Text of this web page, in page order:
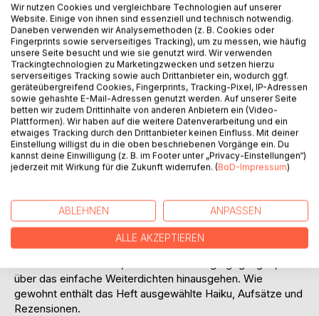
Auf die Merkliste
Titel bewerten
BESCHREIBUNG
SOMMERGRAS ist die alle drei Monate erscheinende
Die Ausgabe 129 (Juni 2020) enthält zwei neue Rubriken. In
HaiQ werden experimentelle Beiträge der Mitglieder
vorgestellt, die auch zu Diskussionen einladen sollen. In der
Republik KreAktiv, die in früheren Ausgaben Aufrufe zum
über das einfache Weiterdichten hinausgehen. Wie
gewohnt enthält das Heft ausgewählte Haiku, Aufsätze und
Rezensionen.
Wir nutzen Cookies und vergleichbare Technologien auf unserer
Website. Einige von ihnen sind essenziell und technisch notwendig.
Daneben verwenden wir Analysemethoden (z. B. Cookies oder
Fingerprints sowie serverseitiges Tracking), um zu messen, wie häufig
unsere Seite besucht und wie sie genutzt wird. Wir verwenden
Trackingtechnologien zu Marketingzwecken und setzen hierzu
serverseitiges Tracking sowie auch Drittanbieter ein, wodurch ggf.
geräteübergreifend Cookies, Fingerprints, Tracking-Pixel, IP-Adressen
sowie gehashte E-Mail-Adressen genutzt werden. Auf unserer Seite
betten wir zudem Drittinhalte von anderen Anbietern ein (Video-
Plattformen). Wir haben auf die weitere Datenverarbeitung und ein
etwaiges Tracking durch den Drittanbieter keinen Einfluss. Mit deiner
Einstellung willigst du in die oben beschriebenen Vorgänge ein. Du
kannst deine Einwilligung (z. B. im Footer unter „Privacy-Einstellungen“)
jederzeit mit Wirkung für die Zukunft widerrufen. (BoD-Impressum)
ABLEHNEN ANPASSEN
ALLE AKZEPTIEREN